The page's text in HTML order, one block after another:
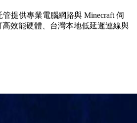
管提供專業電腦網路與 Minecraft 伺
高效能硬體、台灣本地低延遲連線與